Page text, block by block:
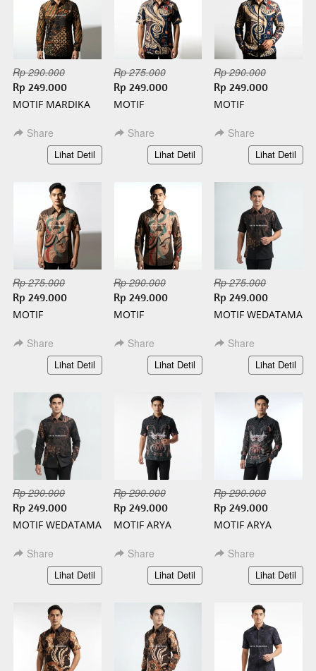
Rp 290.000
Rp 249.000
MOTIF MARDIKA
SLIMFIT
Share
`Lihat Detil
Rp 275.000
Rp 249.000
MOTIF
PENDEK BATIK
SLIMFIT
Share
`
Lihat Detil
Rp 290.000
Rp 249.000
MOTIF
PANJANG BATIK
SLIMFIT
Share
`Lihat Detil
Rp 275.000
Rp 249.000
MOTIF
PENDEK BATIK
SLIMFIT
Share
`Lihat Detil
Rp 290.000
Rp 249.000
MOTIF
PANJANG BATIK
SLIMFIT
Share
`
Lihat Detil
Rp 275.000
Rp 249.000
MOTIF WEDATAMA
SLIMFIT
Share
`Lihat Detil
Rp 290.000
Rp 249.000
MOTIF WEDATAMA
SLIMFIT
Share
`Lihat Detil
Rp 290.000
Rp 249.000
MOTIF ARYA
SLIMFIT
Share
`
Lihat Detil
Rp 290.000
Rp 249.000
MOTIF ARYA
SLIMFIT
Share
`Lihat Detil